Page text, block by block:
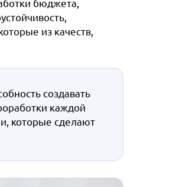
бюджета,
из качеств,
создавать
каждой
которые сделают